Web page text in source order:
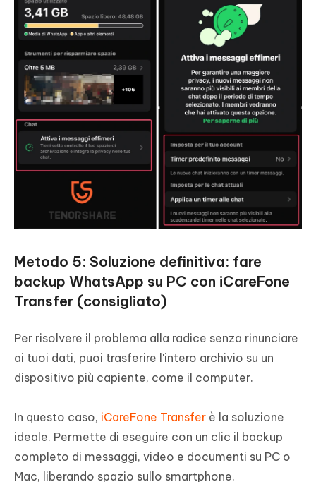
Metodo 5: Soluzione definitiva: fare
backup WhatsApp su PC con iCareFone
Transfer (consigliato)
Per risolvere il problema alla radice senza rinunciare
ai tuoi dati, puoi trasferire l'intero archivio su un
dispositivo più capiente, come il computer.
In questo caso, iCareFone Transfer è la soluzione
ideale. Permette di eseguire con un clic il backup
completo di messaggi, video e documenti su PC o
Mac, liberando spazio sullo smartphone.